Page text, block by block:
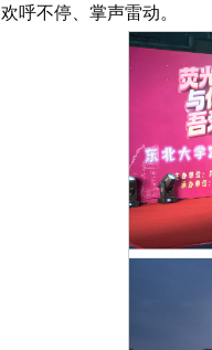
欢呼不停、掌声雷动。